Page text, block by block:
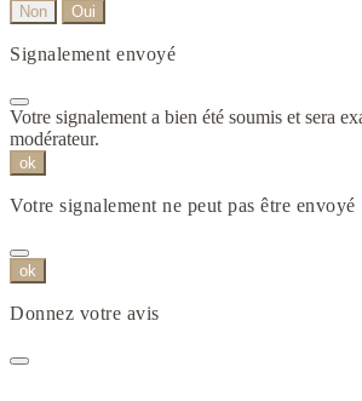
Non Oui
Signalement envoyé
Votre signalement a bien été soumis et sera
modérateur.
ok
Votre signalement ne peut pas être envoyé
ok
Donnez votre avis